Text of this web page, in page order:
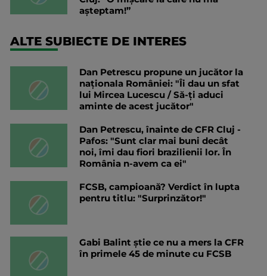
așteptam!”
ALTE SUBIECTE DE INTERES
Dan Petrescu propune un jucător la
naționala României: "Îi dau un sfat
lui Mircea Lucescu / Să-ți aduci
aminte de acest jucător"
Dan Petrescu, înainte de CFR Cluj -
Pafos: "Sunt clar mai buni decât
noi, îmi dau fiori brazilienii lor. În
România n-avem ca ei"
FCSB, campioană? Verdict în lupta
pentru titlu: "Surprinzător!"
Gabi Balint știe ce nu a mers la CFR
în primele 45 de minute cu FCSB